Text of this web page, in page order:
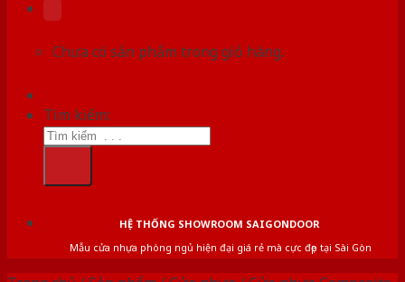
Chưa có sản phẩm trong giỏ hàng.
Tìm kiếm:
HỆ THỐNG SHOWROOM SAIGONDOOR
Mẫu cửa nhựa phòng ngủ hiện đại giá rẻ mà cực đẹp tại Sài Gòn